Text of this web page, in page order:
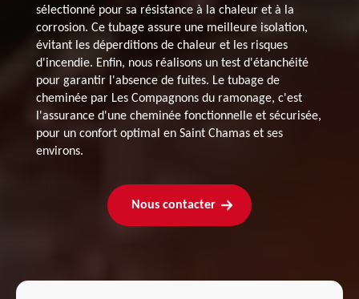
sélectionné pour sa résistance à la chaleur et à la
corrosion. Ce tubage assure une meilleure isolation,
évitant les déperditions de chaleur et les risques
d'incendie. Enfin, nous réalisons un test d'étanchéité
pour garantir l'absence de fuites. Le tubage de
cheminée par Les Compagnons du ramonage, c'est
l'assurance d'une cheminée fonctionnelle et sécurisée,
pour un confort optimal en Saint Chamas et ses
environs.
Nous contacter